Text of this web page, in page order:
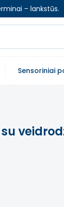
– lankstūs.
Sensoriniai